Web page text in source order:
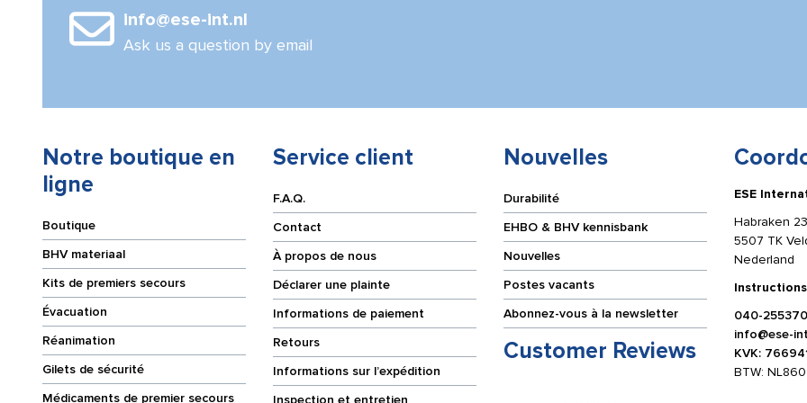
info@ese-int.nl
Ask us a question by email
Notre boutique en
ligne
Boutique
BHV materiaal
Kits de premiers secours
Évacuation
Réanimation
Gilets de sécurité
Médicaments de premier secours
Service client
F.A.Q.
Contact
À propos de nous
Déclarer une plainte
Informations de paiement
Retours
Informations sur l’expédition
Inspection et entretien
Nouvelles
Durabilité
EHBO & BHV kennisbank
Nouvelles
Postes vacants
Abonnez-vous à la newsletter
Customer Reviews
ESE
Habraken
5507 TK
Nederland
Instructions
040-
info@ese-
KVK:
BTW: